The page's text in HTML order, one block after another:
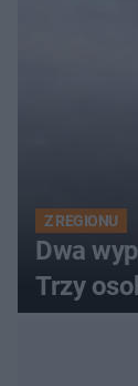
Z REGIONU
Dwa
Trzy